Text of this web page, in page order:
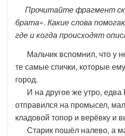
Прочитайте фрагмент
брата». Какие слова
где и когда происходят
Мальчик вспомнил, что у
те самые спички, которые
город.
И на другое же утро,
отправился на промысел,
кладовой топор и верёвку и
Старик пошёл налево, а